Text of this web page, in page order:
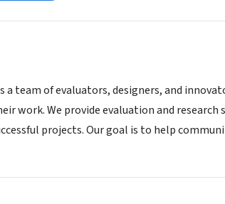
a team of evaluators, designers, and
work. We provide evaluation and research
projects. Our goal is to help